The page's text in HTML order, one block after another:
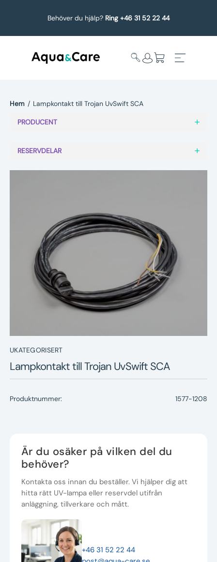
Behöver du hjälp? Ring +46 31 52 22 44
undermeny
Service
Nyheter
Underhållstips
Kontakt
Hem / Lampkontakt till Trojan UvSwift SCA
PRODUCENT
RESERVDELAR
UKATEGORISERT
Lampkontakt till Trojan UvSwift SCA
Produktnummer: 1577-1208
Är du osäker på vilken del du
behöver?
Kontakta oss innan du beställer. Vi hjälper dig att
hitta rätt UV-lampa eller reservdel utifrån
anläggning, tillverkare och mått.
+46 31 52 22 44